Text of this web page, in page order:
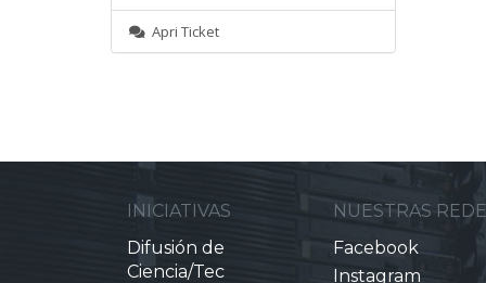
Apri Ticket
INICIATIVAS
Difusión de
Ciencia/Tec
NUESTRAS
Facebook
Instagram